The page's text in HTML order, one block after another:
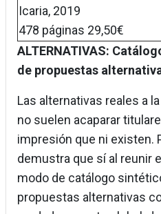
Icaria, 2019
478 páginas 29,50€
ALTERNATIVAS:
de propuestas
Las alternativas reales a
no suelen acaparar
impresión que ni existen.
demustra que sí al reunir
modo de catálogo
propuestas alternativas